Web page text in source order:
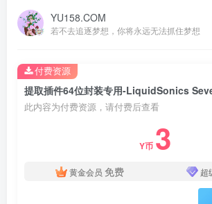
YU158.COM
若不去追逐梦想，你将永远无法抓住梦想
此内容为付费资源，请付费后查看
Y币 3
黄金会员 免费 超
付费资源